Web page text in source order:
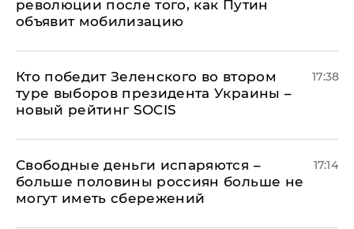
революции после того, как Путин
объявит мобилизацию
Кто победит Зеленского во втором
туре выборов президента Украины –
новый рейтинг SOCIS
17:38
Свободные деньги испаряются –
больше половины россиян больше не
могут иметь сбережений
17:14